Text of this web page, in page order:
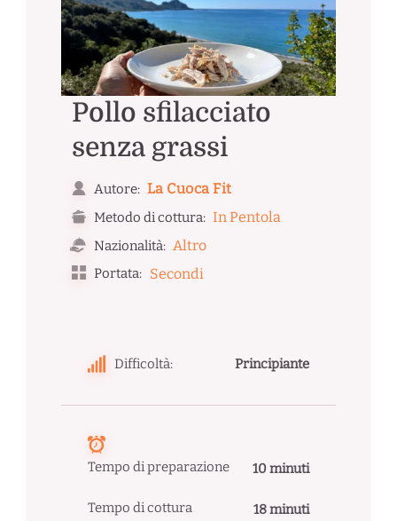
Pollo sfilacciato
senza grassi
Autore: La Cuoca Fit
Metodo di cottura: In Pentola
Nazionalità: Altro
Portata: Secondi
Difficoltà: Principiante
Tempo di preparazione 10 minuti
Tempo di cottura 18 minuti